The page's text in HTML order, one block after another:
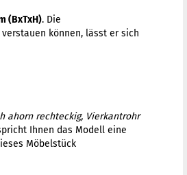
(BxTxH). Die
können, lässt er sich
ahorn rechteckig, Vierkantrohr
Ihnen das Modell eine
Möbelstück